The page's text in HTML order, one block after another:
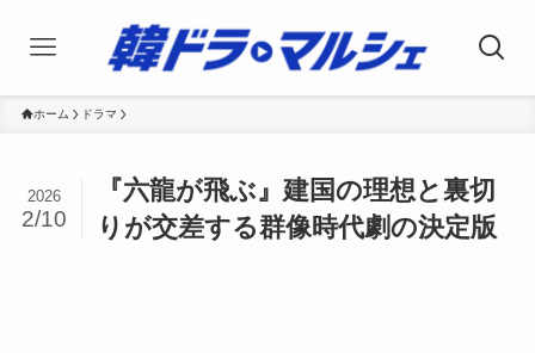
ホーム ドラマ
『六龍が飛ぶ』建国の理想と裏切
りが交差する群像時代劇の決定版
2026
2/10